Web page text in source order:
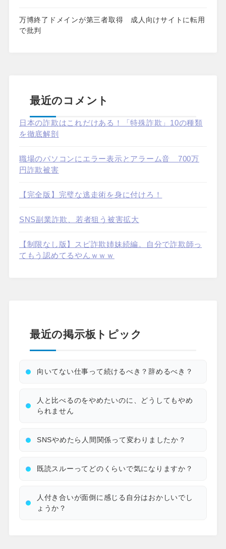
万博終了ドメインが第三者取得 成人向けサイトに転用
で批判
最近のコメント
日本の詐欺はこれだけある！「特殊詐欺」10の種類
を徹底解剖
職場のパソコンにエラー表示とアラーム音 700万
円詐欺被害
【完全版】完璧な逃走術を身に付けろ！
SNS副業詐欺、若者狙う被害拡大
【制限なし版】スピ詐欺姉妹続編。自分で詐欺師っ
てもう認めてるやんｗｗｗ
最近の掲示板トピック
向いてない仕事って続けるべき？辞めるべき？
人と比べるのをやめたいのに、どうしてもやめ
られません
SNSやめたら人間関係って変わりましたか？
既読スルーってどのくらいで気になりますか？
人付き合いが面倒に感じる自分はおかしいでし
ょうか？